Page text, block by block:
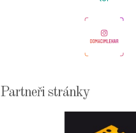
Partneři stránky